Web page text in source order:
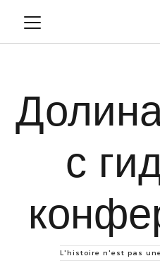
с
L'histoire n'est pas